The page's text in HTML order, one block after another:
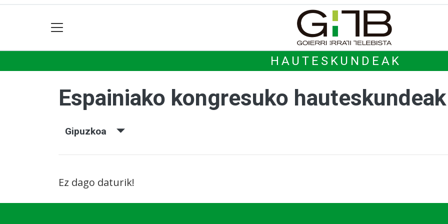
HAUTESKUNDEAK
Espainiako kongresuko
Gipuzkoa
Ez dago daturik!